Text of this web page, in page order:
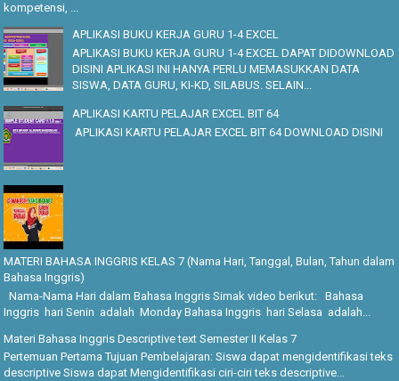
kompetensi, ...
APLIKASI BUKU KERJA GURU 1-4 EXCEL
APLIKASI BUKU KERJA GURU 1-4 EXCEL DAPAT DIDOWNLOAD
DISINI APLIKASI INI HANYA PERLU MEMASUKKAN DATA
SISWA, DATA GURU, KI-KD, SILABUS. SELAIN...
APLIKASI KARTU PELAJAR EXCEL BIT 64
APLIKASI KARTU PELAJAR EXCEL BIT 64 DOWNLOAD DISINI
MATERI BAHASA INGGRIS KELAS 7 (Nama Hari, Tanggal, Bulan, Tahun dalam
Bahasa Inggris)
Nama-Nama Hari dalam Bahasa Inggris Simak video berikut: Bahasa
Inggris hari Senin adalah Monday Bahasa Inggris hari Selasa adalah...
Materi Bahasa Inggris Descriptive text Semester II Kelas 7
Pertemuan Pertama Tujuan Pembelajaran: Siswa dapat mengidentifikasi teks
descriptive Siswa dapat Mengidentifikasi ciri-ciri teks descriptive...